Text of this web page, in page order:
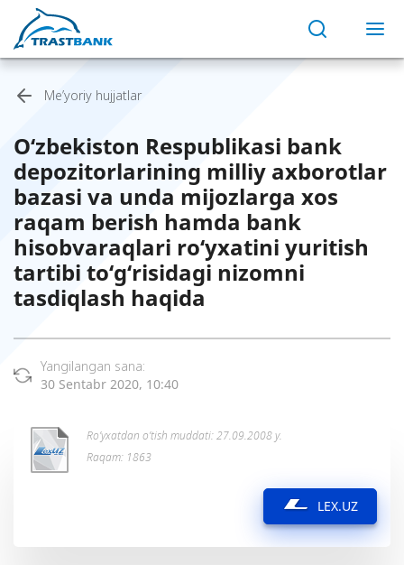
Me’yoriy hujjatlar
O‘zbekiston Respublikasi bank
depozitorlarining milliy axborotlar
bazasi va unda mijozlarga xos
raqam berish hamda bank
hisobvaraqlari ro‘yxatini yuritish
tartibi to‘g‘risidagi nizomni
tasdiqlash haqida
Yangilangan sana:
30 Sentabr 2020, 10:40
Ro’yxatdan o’tish muddati: 27.09.2008 y.
Raqam: 1863
LEX.UZ